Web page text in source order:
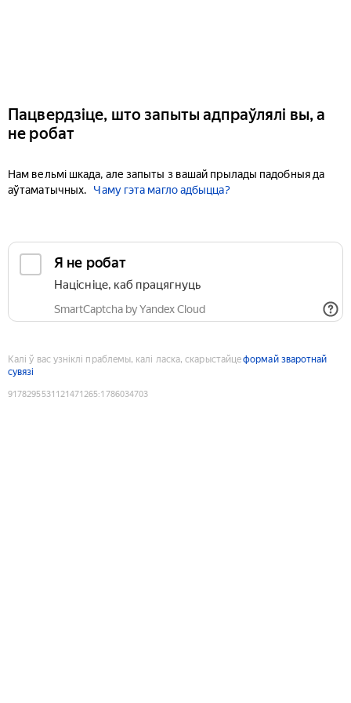
Пацвердзіце, што запыты адпраўлялі вы, а
не робат
Нам вельмі шкада, але запыты з вашай прылады падобныя да
аўтаматычных.
Чаму гэта магло адбыцца?
Я не робат
Націсніце, каб працягнуць
SmartCaptcha by Yandex Cloud
Калі ў вас узніклі праблемы, калі ласка, скарыстайцеформай зваротнай
сувязі
9178295531121471265:1786034703